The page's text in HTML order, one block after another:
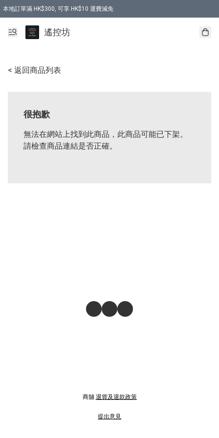
本地訂單滿 HK$300, 可享 HK$10 運費減免
購買 7.6V 6500mah 70C 電池 送 7.6V USB充電器
遙控坊
< 返回商品列表
很抱歉
無法在網站上找到此商品，此商品可能已下架。
請檢查商品連結是否正確。
商舖 退貨及退款政策
提出意見